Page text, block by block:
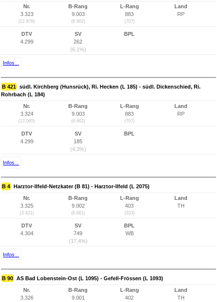
Nr.
3.323
(12.976)
B-Rang
9.003
(6.602)
L-Rang
883
(707)
Land
RP
DTV
4.299
SV
262
(6,1%)
BPL
Infos...
B 421 südl. Kirchberg (Hunsrück), Ri. Hecken (L 185) - südl. Dickenschied, Ri.
Rohrbach (L 184)
Nr.
3.324
(13.065)
B-Rang
9.003
(6.602)
L-Rang
883
(707)
Land
RP
DTV
4.299
SV
185
(4,3%)
BPL
Infos...
B 4 Harztor-Ilfeld-Netzkater (B 81) - Harztor-Ilfeld (L 2075)
Nr.
3.325
(3.421)
B-Rang
9.002
(6.601)
L-Rang
403
(333)
Land
TH
DTV
4.304
SV
749
(17,4%)
BPL
WB
Infos...
B 90 AS Bad Lobenstein-Ost (L 1095) - Gefell-Frössen (L 1093)
Nr.
3.326
B-Rang
9.001
L-Rang
402
Land
TH